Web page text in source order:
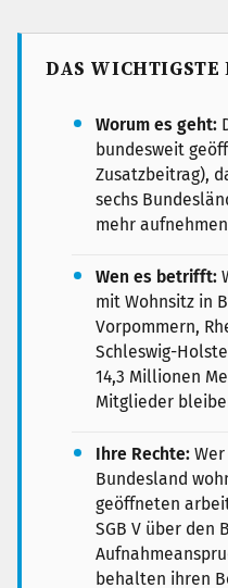
DAS WICHTIGSTE
Worum es geht:
bundesweit
Zusatzbeitrag),
sechs
mehr
Wen es betrifft:
mit Wohnsitz in
Vorpommern,
Schleswig-
14,3 Millionen
Mitglieder
Ihre Rechte:
Bundesland
geöffneten
SGB V über den
behalten ihren